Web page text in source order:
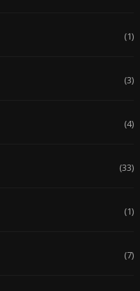
(1)
(3)
(4)
(33)
(1)
(7)